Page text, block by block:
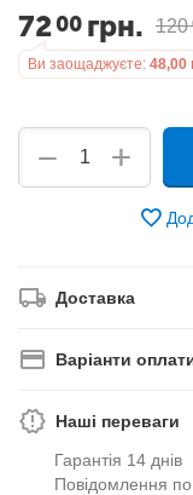
7200 грн. 120
Ви заощаджуєте: 48,00
+
−
Доставка
Варіанти
Наші переваги
Гарантія 14 днів
Повідомлення